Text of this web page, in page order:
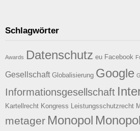
Schlagwörter
Awards Datenschutz eu Facebook
Gesellschaft Globalisierung Google
Informationsgesellschaft
Kartellrecht Kongress Leistungsschutzrecht
metager Monopol